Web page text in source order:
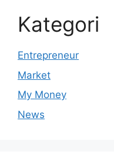
Kategori
Entrepreneur
Market
My Money
News